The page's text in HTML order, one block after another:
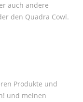
auch andere
den Quadra Cowl.
Produkte und
und meinen